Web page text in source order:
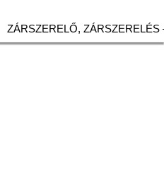
ZÁRSZERELŐ, ZÁRSZERELÉS